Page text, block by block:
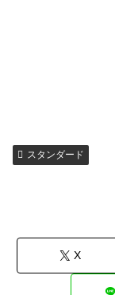
スタンダード
X